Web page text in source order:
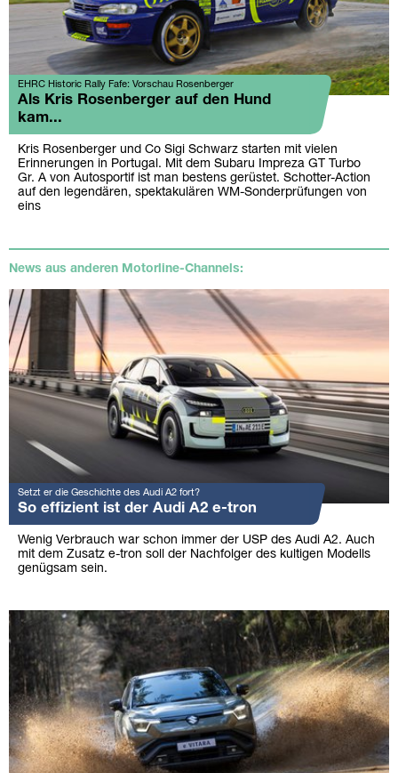
EHRC Historic Rally Fafe: Vorschau Rosenberger
Als Kris Rosenberger auf den Hund
kam...
Kris Rosenberger und Co Sigi Schwarz starten mit vielen
Erinnerungen in Portugal. Mit dem Subaru Impreza GT Turbo
Gr. A von Autosportif ist man bestens gerüstet. Schotter-Action
auf den legendären, spektakulären WM-Sonderprüfungen von
eins
News aus anderen Motorline-Channels:
Setzt er die Geschichte des Audi A2 fort?
So effizient ist der Audi A2 e-tron
Wenig Verbrauch war schon immer der USP des Audi A2. Auch
mit dem Zusatz e-tron soll der Nachfolger des kultigen Modells
genügsam sein.